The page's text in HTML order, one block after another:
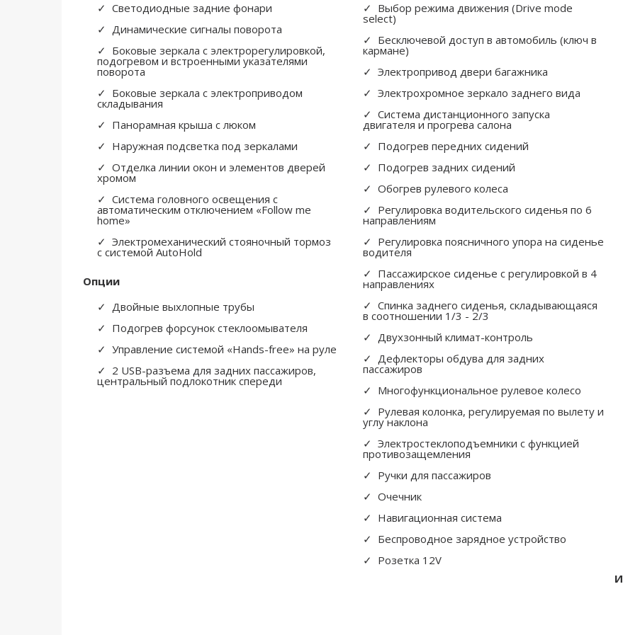
Светодиодные задние фонари
Динамические сигналы поворота
Боковые зеркала с электрорегулировкой,
подогревом и встроенными указателями
поворота
Боковые зеркала с электроприводом
складывания
Панорамная крыша с люком
Наружная подсветка под зеркалами
Отделка линии окон и элементов дверей
хромом
Система головного освещения с
автоматическим отключением «Follow me
home»
Электромеханический стояночный тормоз
с системой AutoHold
Опции
Двойные выхлопные трубы
Подогрев форсунок стеклоомывателя
Управление системой «Hands-free» на руле
2 USB-разъема для задних пассажиров,
центральный подлокотник спереди
Выбор режима движения (Drive mode
select)
Бесключевой доступ в автомобиль (ключ в
кармане)
Электропривод двери багажника
Электрохромное зеркало заднего вида
Система дистанционного запуска
двигателя и прогрева салона
Подогрев передних сидений
Подогрев задних сидений
Обогрев рулевого колеса
Регулировка водительского сиденья по 6
направлениям
Регулировка поясничного упора на сиденье
водителя
Пассажирское сиденье с регулировкой в 4
направлениях
Спинка заднего сиденья, складывающаяся
в соотношении 1/3 - 2/3
Двухзонный климат-контроль
Дефлекторы обдува для задних
пассажиров
Многофункциональное рулевое колесо
Рулевая колонка, регулируемая по вылету и
углу наклона
Электростеклоподъемники с функцией
противозащемления
Ручки для пассажиров
Очечник
Навигационная система
Беспроводное зарядное устройство
Розетка 12V